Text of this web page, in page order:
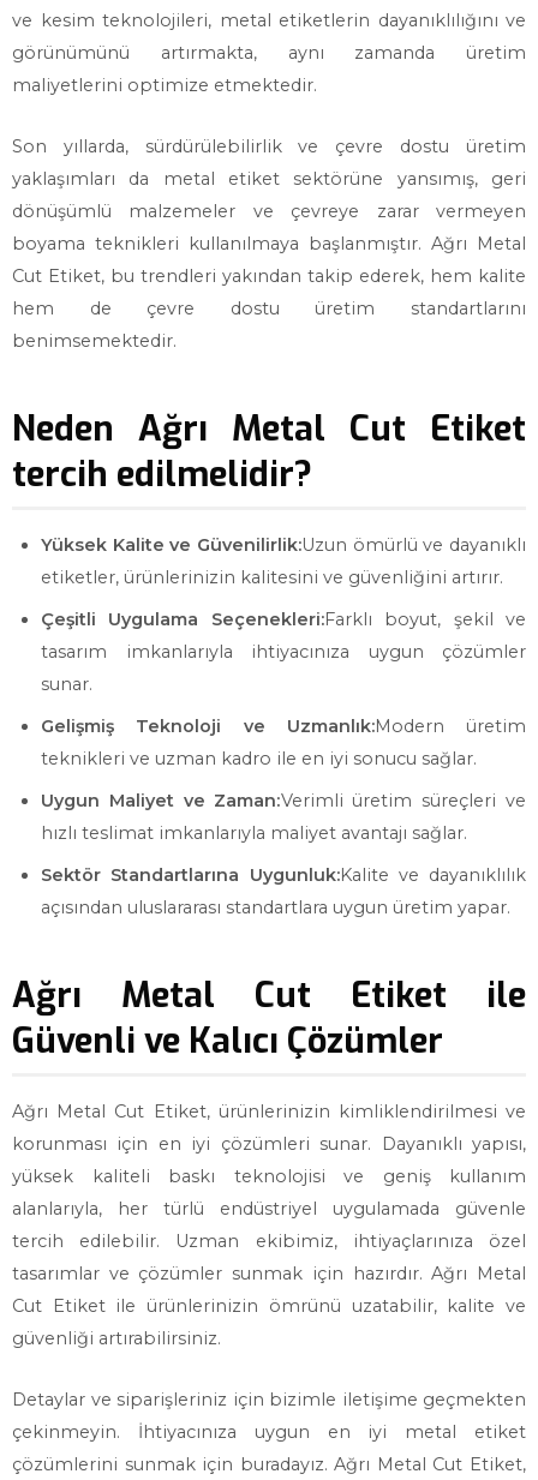
ve kesim teknolojileri, metal etiketlerin dayanıklılığını ve
görünümünü artırmakta, aynı zamanda üretim
maliyetlerini optimize etmektedir.
Son yıllarda, sürdürülebilirlik ve çevre dostu üretim
yaklaşımları da metal etiket sektörüne yansımış, geri
dönüşümlü malzemeler ve çevreye zarar vermeyen
boyama teknikleri kullanılmaya başlanmıştır. Ağrı Metal
Cut Etiket, bu trendleri yakından takip ederek, hem kalite
hem de çevre dostu üretim standartlarını
benimsemektedir.
Neden Ağrı Metal Cut Etiket
tercih edilmelidir?
Yüksek Kalite ve Güvenilirlik:Uzun ömürlü ve dayanıklı
etiketler, ürünlerinizin kalitesini ve güvenliğini artırır.
Çeşitli Uygulama Seçenekleri:Farklı boyut, şekil ve
tasarım imkanlarıyla ihtiyacınıza uygun çözümler
sunar.
Gelişmiş Teknoloji ve Uzmanlık:Modern üretim
teknikleri ve uzman kadro ile en iyi sonucu sağlar.
Uygun Maliyet ve Zaman:Verimli üretim süreçleri ve
hızlı teslimat imkanlarıyla maliyet avantajı sağlar.
Sektör Standartlarına Uygunluk:Kalite ve dayanıklılık
açısından uluslararası standartlara uygun üretim yapar.
Ağrı Metal Cut Etiket ile
Güvenli ve Kalıcı Çözümler
Ağrı Metal Cut Etiket, ürünlerinizin kimliklendirilmesi ve
korunması için en iyi çözümleri sunar. Dayanıklı yapısı,
yüksek kaliteli baskı teknolojisi ve geniş kullanım
alanlarıyla, her türlü endüstriyel uygulamada güvenle
tercih edilebilir. Uzman ekibimiz, ihtiyaçlarınıza özel
tasarımlar ve çözümler sunmak için hazırdır. Ağrı Metal
Cut Etiket ile ürünlerinizin ömrünü uzatabilir, kalite ve
güvenliği artırabilirsiniz.
Detaylar ve siparişleriniz için bizimle iletişime geçmekten
çekinmeyin. İhtiyacınıza uygun en iyi metal etiket
çözümlerini sunmak için buradayız. Ağrı Metal Cut Etiket,